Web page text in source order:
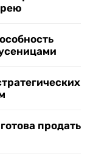
продать